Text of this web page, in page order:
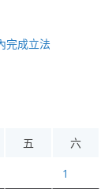
完成立法
五 六
1